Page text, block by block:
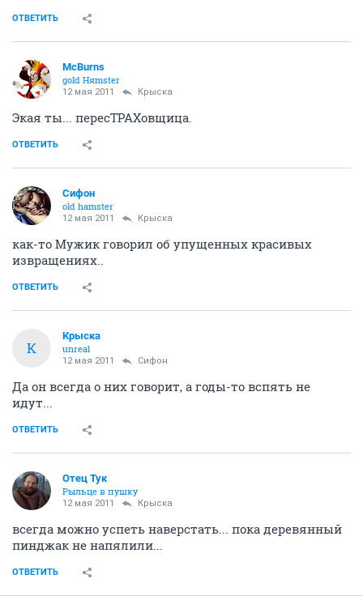
ОТВЕТИТЬ
McBurns
gold Няmster
12 мая 2011 Крыска
Экая ты... пересТРАХовщица.
ОТВЕТИТЬ
Сифон
old hamster
12 мая 2011 Крыска
как-то Мужик говорил об упущенных красивых
извращениях..
ОТВЕТИТЬ
К
Крыска
unreal
12 мая 2011 Сифон
Да он всегда о них говорит, а годы-то вспять не
идут...
ОТВЕТИТЬ
Отец Тук
Рыльце в пушку
12 мая 2011 Крыска
всегда можно успеть наверстать... пока деревянный
пинджак не напялили...
ОТВЕТИТЬ